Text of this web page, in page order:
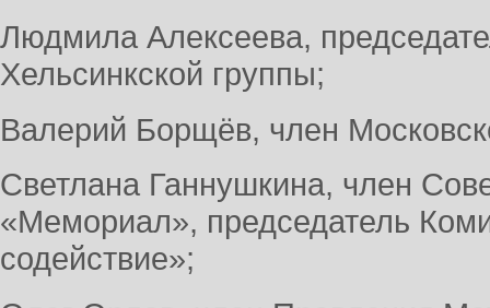
Людмила Алексеева,
Хельсинкской группы;
Валерий Борщёв, член
Светлана Ганнушкина, член
«Мемориал», председатель
содействие»;